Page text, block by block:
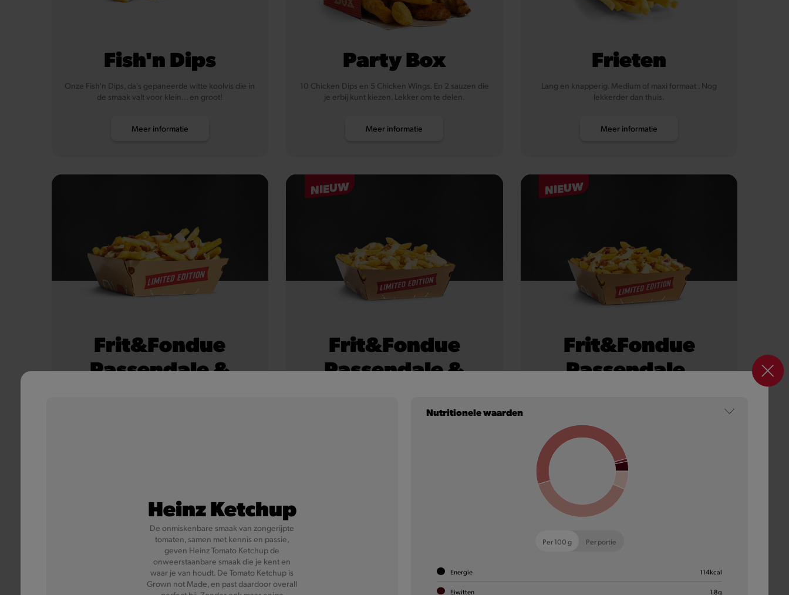
Fish'n Dips
Onze Fish'n Dips, da's gepaneerde witte koolvis die in
de smaak valt voor klein... en groot!
Meer informatie
Party Box
10 Chicken Dips en 5 Chicken Wings. En 2 sauzen die
je erbij kunt kiezen. Lekker om te delen.
Meer informatie
Frieten
Lang en knapperig. Medium of maxi formaat . Nog
lekkerder dan thuis.
Meer informatie
Frit&Fondue
Passendale &
NIEUW
Frit&Fondue
Passendale &
NIEUW
Frit&Fondue
Passendale,
smeuïge Passendale kaassaus en afgewerkt met
knapperige bacon en crispy uitjes.
Meer informatie
Heinz Ketchup
De onmiskenbare smaak van zongerijpte
tomaten, samen met kennis en passie,
geven Heinz Tomato Ketchup de
onweerstaanbare smaak die je kent en
waar je van houdt. De Tomato Ketchup is
Grown not Made, en past daardoor overall
Nutritionele waarden
Per 100 g Per portie
Energie 114kcal
Eiwitten 1.8g